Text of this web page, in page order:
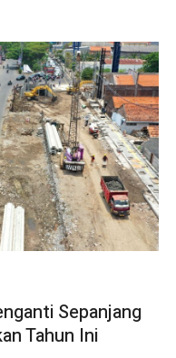
Sepanjang
Tahun Ini